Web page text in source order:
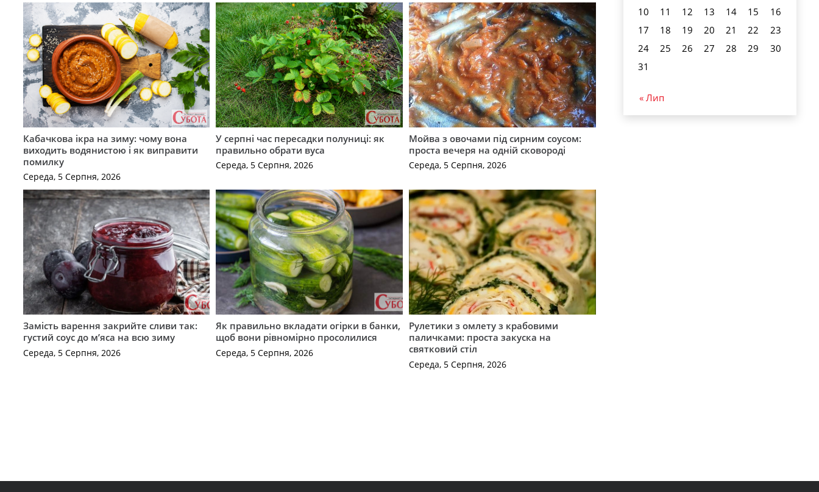
Кабачкова ікра на зиму: чому вона
виходить водянистою і як виправити
помилку
Середа, 5 Серпня, 2026
У серпні час пересадки полуниці: як
правильно обрати вуса
Середа, 5 Серпня, 2026
Мойва з овочами під сирним соусом:
проста вечеря на одній сковороді
Середа, 5 Серпня, 2026
Замість варення закрийте сливи так:
густий соус до м’яса на всю зиму
Середа, 5 Серпня, 2026
Як правильно вкладати огірки в банки,
щоб вони рівномірно просолилися
Середа, 5 Серпня, 2026
Рулетики з омлету з крабовими
паличками: проста закуска на
святковий стіл
Середа, 5 Серпня, 2026
10
11 12 13 14 15
16
17
18 19 20 21 22
23
24
25 26 27 28 29
30
31
« Лип